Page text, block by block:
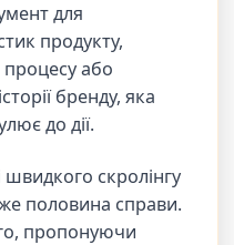
для
продукту,
або
бренду, яка
до дії.
скролінгу
половина справи.
пропонуючи